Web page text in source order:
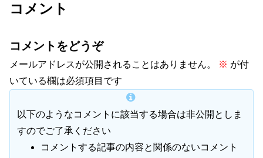
コメント
コメントをどうぞ
メールアドレスが公開されることはありません。 ※ が付
いている欄は必須項目です
以下のようなコメントに該当する場合は非公開としま
すのでご了承ください
コメントする記事の内容と関係のないコメント